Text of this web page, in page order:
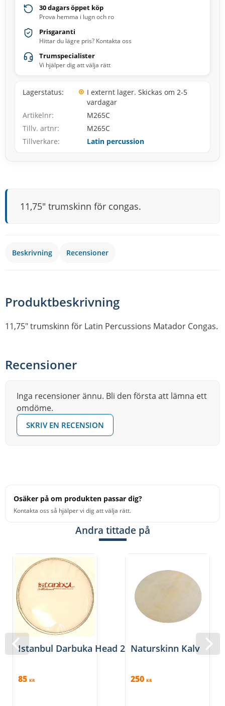
30 dagars öppet köp
Prova hemma i lugn och ro
Prisgaranti
Hittar du lägre pris? Kontakta oss
Trumspecialister
Vi hjälper dig att välja rätt
Lagerstatus
I externt lager. Skickas om 2-5
vardagar
Artikelnr
M265C
Tillv. artnr
M265C
Tillverkare
Latin percussion
11,75″ trumskinn för congas.
Beskrivning Recensioner
Produktbeskrivning
11,75″ trumskinn för Latin Percussions Matador Congas.
Recensioner
Inga recensioner ännu. Bli den första att lämna ett
omdöme.
SKRIV EN RECENSION
Osäker på om produkten passar dig?
Kontakta oss så hjälper vi dig att välja rätt.
Andra tittade på
Istanbul Darbuka Head 20 cm
85 KR
Naturskinn Kalv
250 KR